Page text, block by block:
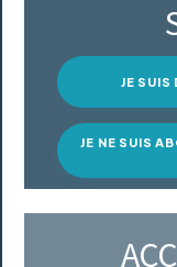
JE SUIS
JE NE SUIS